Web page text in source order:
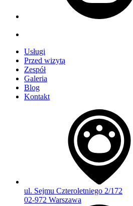
Usługi
Przed wizytą
Zespół
Galeria
Blog
Kontakt
ul. Sejmu Czteroletniego 2/172
02-972 Warszawa